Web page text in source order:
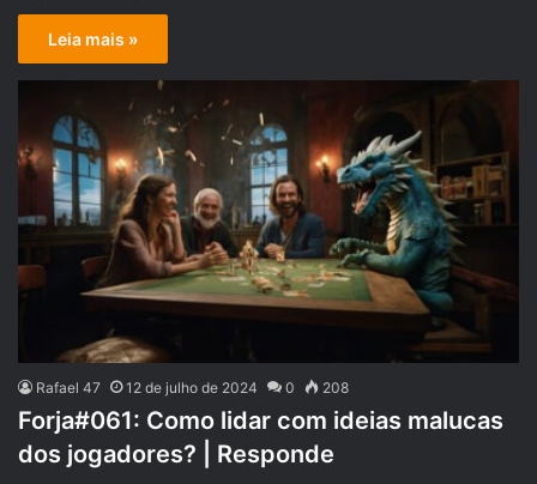
Leia mais »
Rafael 47 12 de julho de 2024 0 208
Forja#061: Como lidar com ideias malucas
dos jogadores? | Responde